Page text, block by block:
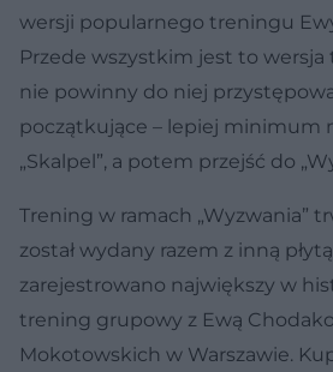
wersji popularnego treningu
Przede wszystkim jest to
nie powinny do niej
początkujące – lepiej minimum
„Skalpel”, a potem przejść do
Trening w ramach „Wyzwania”
został wydany razem z inną
zarejestrowano największy w
trening grupowy z Ewą
Mokotowskich w Warszawie.